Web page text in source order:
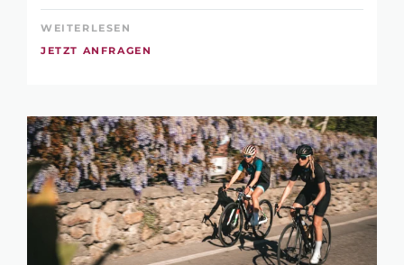
WEITERLESEN
JETZT ANFRAGEN